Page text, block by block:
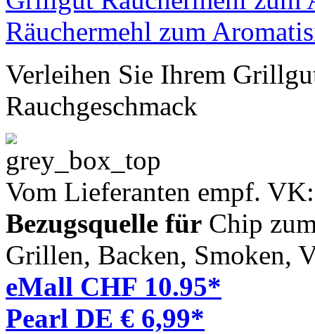
Verleihen Sie Ihrem
Rauchgeschmack
Vom Lieferanten empf.
Bezugsquelle für Chip
Grillen, Backen, Smoken,
eMall CHF 10.95*
Pearl DE € 6,99*